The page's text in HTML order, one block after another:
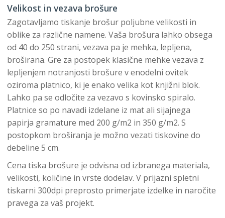
Velikost in vezava brošure
Zagotavljamo tiskanje brošur poljubne velikosti in
oblike za različne namene. Vaša brošura lahko obsega
od 40 do 250 strani, vezava pa je mehka, lepljena,
broširana. Gre za postopek klasične mehke vezava z
lepljenjem notranjosti brošure v enodelni ovitek
oziroma platnico, ki je enako velika kot knjižni blok.
Lahko pa se odločite za vezavo s kovinsko spiralo.
Platnice so po navadi izdelane iz mat ali sijajnega
papirja gramature med 200 g/m2 in 350 g/m2. S
postopkom broširanja je možno vezati tiskovine do
debeline 5 cm.
Cena tiska brošure je odvisna od izbranega materiala,
velikosti, količine in vrste dodelav. V prijazni spletni
tiskarni 300dpi preprosto primerjate izdelke in naročite
pravega za vaš projekt.